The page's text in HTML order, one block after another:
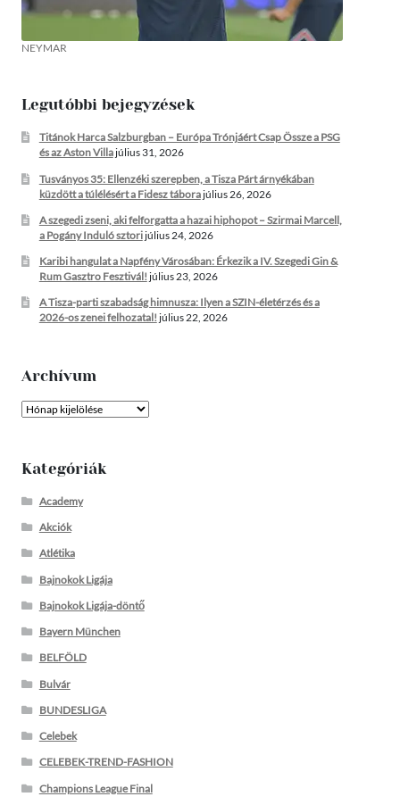
NEYMAR
Legutóbbi bejegyzések
Titánok Harca Salzburgban – Európa Trónjáért Csap Össze a PSG
és az Aston Villajúlius 31, 2026
Tusványos 35: Ellenzéki szerepben, a Tisza Párt árnyékában
küzdött a túlélésért a Fidesz táborajúlius 26, 2026
A szegedi zseni, aki felforgatta a hazai hiphopot – Szirmai Marcell,
a Pogány Induló sztorijúlius 24, 2026
Karibi hangulat a Napfény Városában: Érkezik a IV. Szegedi Gin &
Rum Gasztro Fesztivál! július 23, 2026
A Tisza-parti szabadság himnusza: Ilyen a SZIN-életérzés és a
2026-os zenei felhozatal! július 22, 2026
Archívum
Archívum
Kategóriák
Academy
Akciók
Atlétika
Bajnokok Ligája
Bajnokok Ligája-döntő
Bayern München
BELFÖLD
Bulvár
BUNDESLIGA
Celebek
CELEBEK-TREND-FASHION
Champions League Final